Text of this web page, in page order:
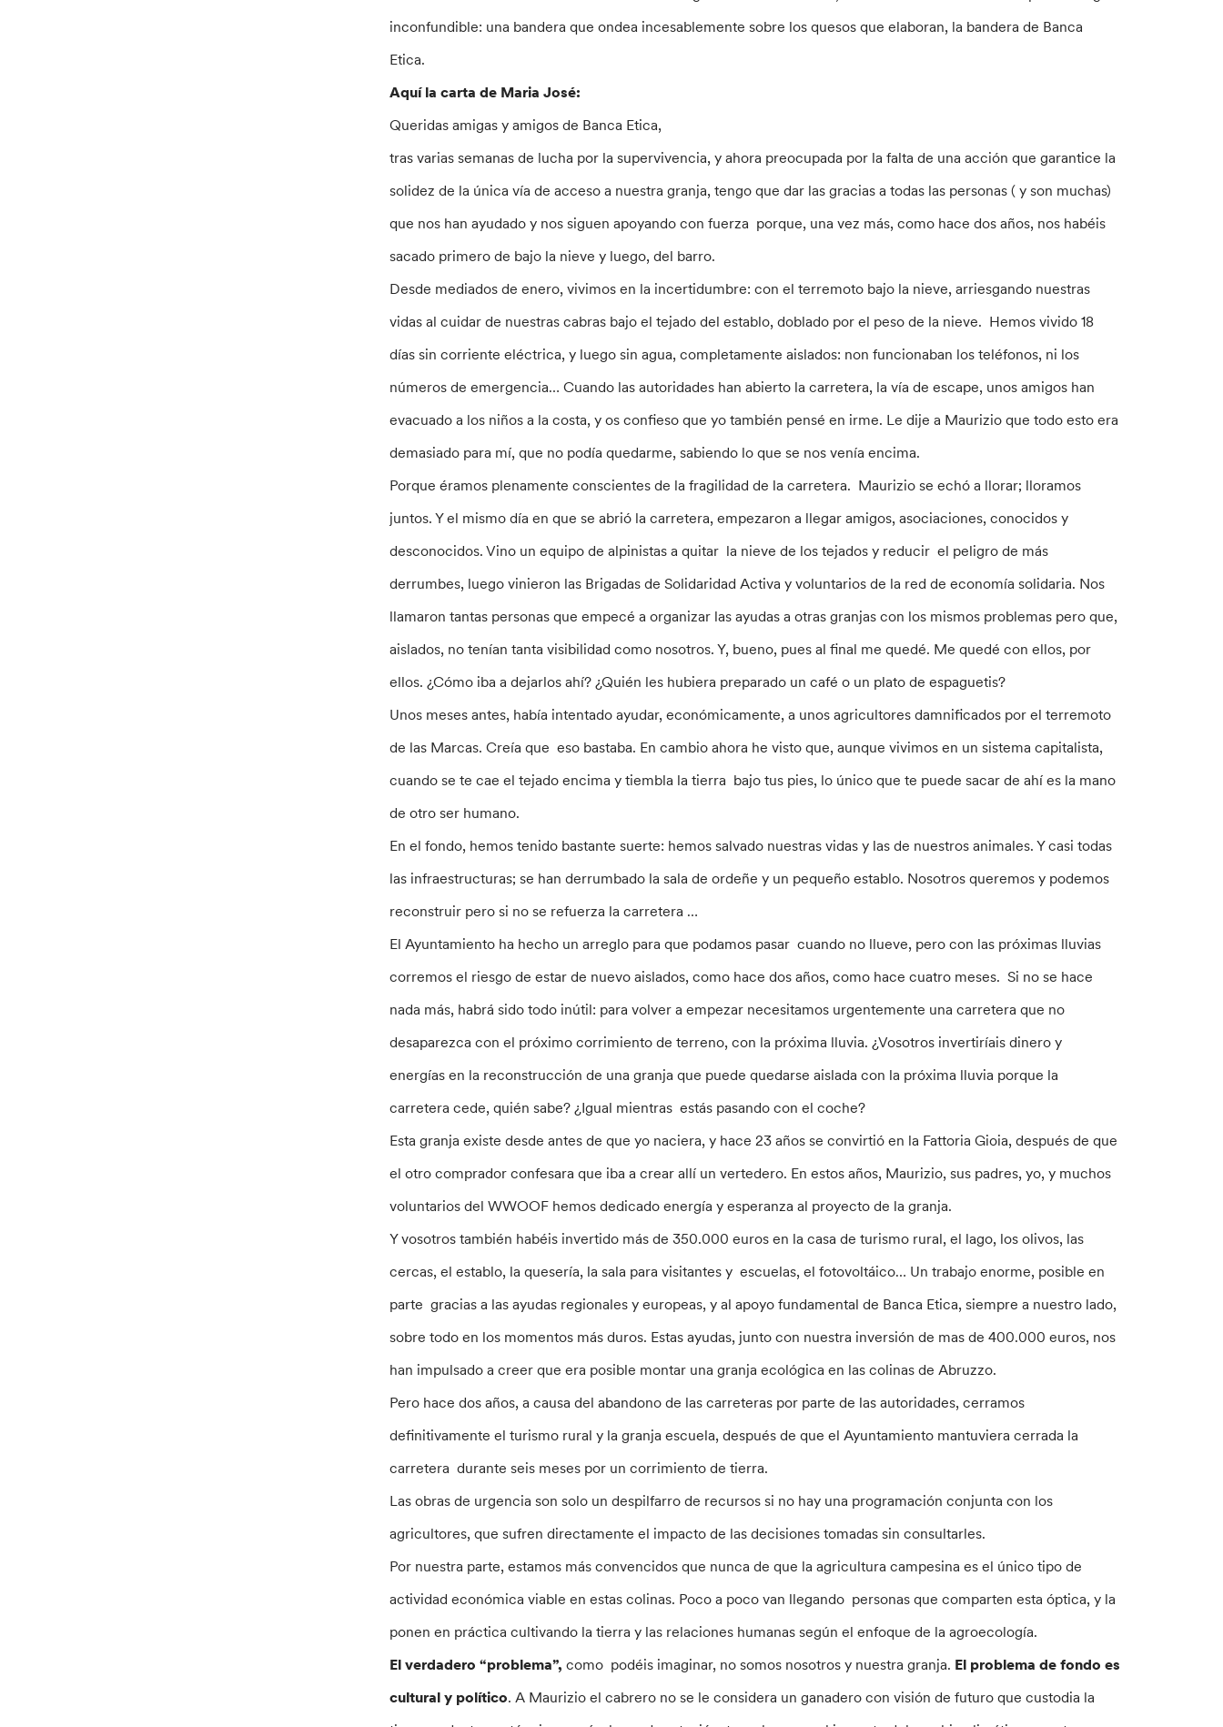
inconfundible: una bandera que ondea incesablemente sobre los quesos que elaboran, la bandera de Banca
Etica.
Aquí la carta de Maria José:
Queridas amigas y amigos de Banca Etica,
tras varias semanas de lucha por la supervivencia, y ahora preocupada por la falta de una acción que garantice la
solidez de la única vía de acceso a nuestra granja, tengo que dar las gracias a todas las personas ( y son muchas)
que nos han ayudado y nos siguen apoyando con fuerza porque, una vez más, como hace dos años, nos habéis
sacado primero de bajo la nieve y luego, del barro.
Desde mediados de enero, vivimos en la incertidumbre: con el terremoto bajo la nieve, arriesgando nuestras
vidas al cuidar de nuestras cabras bajo el tejado del establo, doblado por el peso de la nieve. Hemos vivido 18
días sin corriente eléctrica, y luego sin agua, completamente aislados: non funcionaban los teléfonos, ni los
números de emergencia… Cuando las autoridades han abierto la carretera, la vía de escape, unos amigos han
evacuado a los niños a la costa, y os confieso que yo también pensé en irme. Le dije a Maurizio que todo esto era
demasiado para mí, que no podía quedarme, sabiendo lo que se nos venía encima.
Porque éramos plenamente conscientes de la fragilidad de la carretera. Maurizio se echó a llorar; lloramos
juntos. Y el mismo día en que se abrió la carretera, empezaron a llegar amigos, asociaciones, conocidos y
desconocidos. Vino un equipo de alpinistas a quitar la nieve de los tejados y reducir el peligro de más
derrumbes, luego vinieron las Brigadas de Solidaridad Activa y voluntarios de la red de economía solidaria. Nos
llamaron tantas personas que empecé a organizar las ayudas a otras granjas con los mismos problemas pero que,
aislados, no tenían tanta visibilidad como nosotros. Y, bueno, pues al final me quedé. Me quedé con ellos, por
ellos. ¿Cómo iba a dejarlos ahí? ¿Quién les hubiera preparado un café o un plato de espaguetis?
Unos meses antes, había intentado ayudar, económicamente, a unos agricultores damnificados por el terremoto
de las Marcas. Creía que eso bastaba. En cambio ahora he visto que, aunque vivimos en un sistema capitalista,
cuando se te cae el tejado encima y tiembla la tierra bajo tus pies, lo único que te puede sacar de ahí es la mano
de otro ser humano.
En el fondo, hemos tenido bastante suerte: hemos salvado nuestras vidas y las de nuestros animales. Y casi todas
las infraestructuras; se han derrumbado la sala de ordeñe y un pequeño establo. Nosotros queremos y podemos
reconstruir pero si no se refuerza la carretera …
El Ayuntamiento ha hecho un arreglo para que podamos pasar cuando no llueve, pero con las próximas lluvias
corremos el riesgo de estar de nuevo aislados, como hace dos años, como hace cuatro meses. Si no se hace
nada más, habrá sido todo inútil: para volver a empezar necesitamos urgentemente una carretera que no
desaparezca con el próximo corrimiento de terreno, con la próxima lluvia. ¿Vosotros invertiríais dinero y
energías en la reconstrucción de una granja que puede quedarse aislada con la próxima lluvia porque la
carretera cede, quién sabe? ¿Igual mientras estás pasando con el coche?
Esta granja existe desde antes de que yo naciera, y hace 23 años se convirtió en la Fattoria Gioia, después de que
el otro comprador confesara que iba a crear allí un vertedero. En estos años, Maurizio, sus padres, yo, y muchos
voluntarios del WWOOF hemos dedicado energía y esperanza al proyecto de la granja.
Y vosotros también habéis invertido más de 350.000 euros en la casa de turismo rural, el lago, los olivos, las
cercas, el establo, la quesería, la sala para visitantes y escuelas, el fotovoltáico… Un trabajo enorme, posible en
parte gracias a las ayudas regionales y europeas, y al apoyo fundamental de Banca Etica, siempre a nuestro lado,
sobre todo en los momentos más duros. Estas ayudas, junto con nuestra inversión de mas de 400.000 euros, nos
han impulsado a creer que era posible montar una granja ecológica en las colinas de Abruzzo.
Pero hace dos años, a causa del abandono de las carreteras por parte de las autoridades, cerramos
definitivamente el turismo rural y la granja escuela, después de que el Ayuntamiento mantuviera cerrada la
carretera durante seis meses por un corrimiento de tierra.
Las obras de urgencia son solo un despilfarro de recursos si no hay una programación conjunta con los
agricultores, que sufren directamente el impacto de las decisiones tomadas sin consultarles.
Por nuestra parte, estamos más convencidos que nunca de que la agricultura campesina es el único tipo de
actividad económica viable en estas colinas. Poco a poco van llegando personas que comparten esta óptica, y la
ponen en práctica cultivando la tierra y las relaciones humanas según el enfoque de la agroecología.
El verdadero “problema”, como podéis imaginar, no somos nosotros y nuestra granja. El problema de fondo es
cultural y político. A Maurizio el cabrero no se le considera un ganadero con visión de futuro que custodia la